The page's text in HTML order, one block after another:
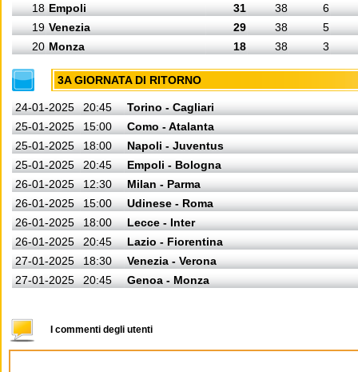
18 Empoli 31 38
6
19 Venezia 29 38
5
20 Monza 18 38 3
3A GIORNATA DI RITORNO
24-01-2025 20:45
Torino - Cagliari
25-01-2025
15:00
Como - Atalanta
25-01-2025
18:00
Napoli - Juventus
25-01-2025
20:45
Empoli - Bologna
26-01-2025
12:30
Milan - Parma
26-01-2025
15:00
Udinese - Roma
26-01-2025
18:00
Lecce - Inter
26-01-2025
20:45
Lazio - Fiorentina
27-01-2025
18:30
Venezia - Verona
27-01-2025
20:45 Genoa - Monza
I commenti degli utenti